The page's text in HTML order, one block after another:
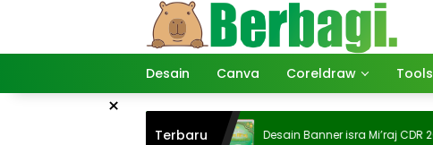
Desain Canva Coreldraw Tools
×
Terbaru Desain Banner isra Mi’raj CDR 2026